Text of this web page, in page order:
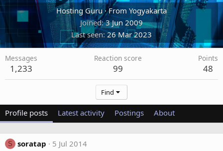
Hosting Guru ·FromYogyakarta
Joined 3 Jun 2009
Last seen 26 Mar 2023
Messages
1,233
Reaction score
99
Points
48
Find
Profile posts Latest activity Postings About
S soratap
5 Jul 2014